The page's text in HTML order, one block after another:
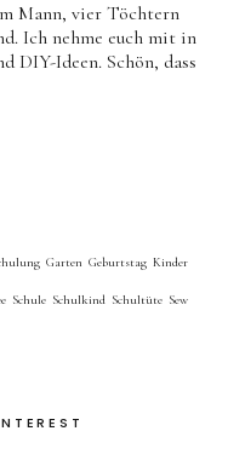
Mann, vier Töchtern
Ich nehme euch mit in
DIY-Ideen. Schön, dass
Garten Geburtstag Kinder
Schule Schulkind Schultüte Sew